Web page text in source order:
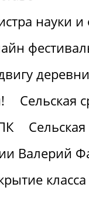
науки
Сельская
Валерий